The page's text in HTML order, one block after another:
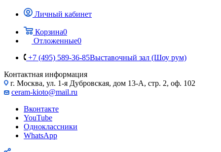
Личный кабинет
Корзина0
Отложенные0
+7 (495) 589-36-85Выставочный зал (Шоу рум)
Контактная информация
г. Москва, ул. 1-я Дубровская, дом 13-А, стр. 2, оф. 102
ceram-kioto@mail.ru
Вконтакте
YouTube
Одноклассники
WhatsApp